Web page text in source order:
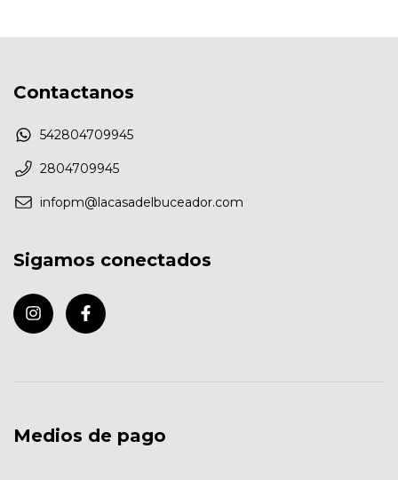
Contactanos
542804709945
2804709945
infopm@lacasadelbuceador.com
Sigamos conectados
Medios de pago